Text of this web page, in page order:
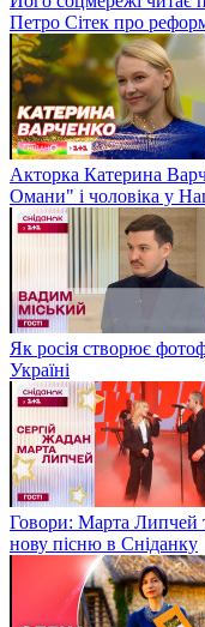
Петро Сітек про
Акторка Катерина
Омани" і чоловіка у
Як росія створює
Україні
Говори: Марта Липчей
нову пісню в Сніданку